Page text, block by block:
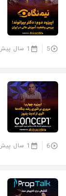
5 1 سال پیش
6 1 سال پیش